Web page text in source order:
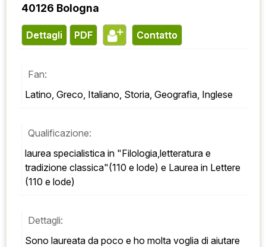
40126 Bologna
Dettagli PDF contatto
Fan:
Latino, Greco, Italiano, Storia, Geografia, Inglese
Qualificazione:
laurea specialistica in "Filologia,letteratura e
tradizione classica"(110 e lode) e Laurea in Lettere
(110 e lode)
Dettagli:
Sono laureata da poco e ho molta voglia di aiutare